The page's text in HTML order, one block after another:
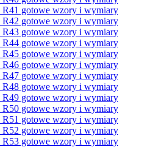
R41 gotowe wzory i wymiary
R42 gotowe wzory i wymiary
R43 gotowe wzory i wymiary
R44 gotowe wzory i wymiary
R45 gotowe wzory i wymiary
R46 gotowe wzory i wymiary
R47 gotowe wzory i wymiary
R48 gotowe wzory i wymiary
R49 gotowe wzory i wymiary
R50 gotowe wzory i wymiary
R51 gotowe wzory i wymiary
R52 gotowe wzory i wymiary
R53 gotowe wzory i wymiary